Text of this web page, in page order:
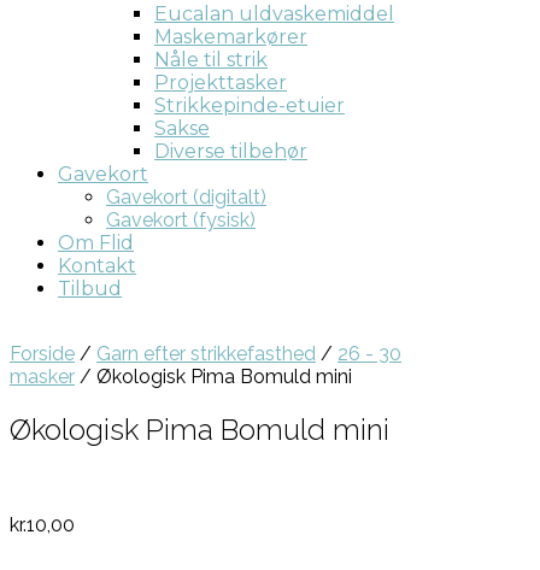
Eucalan uldvaskemiddel
Maskemarkører
Nåle til strik
Projekttasker
Strikkepinde-etuier
Sakse
Diverse tilbehør
Gavekort
Gavekort (digitalt)
Gavekort (fysisk)
Om Flid
Kontakt
Tilbud
Forside / Garn efter strikkefasthed / 26 - 30
masker / Økologisk Pima Bomuld mini
Økologisk Pima Bomuld mini
kr.10,00